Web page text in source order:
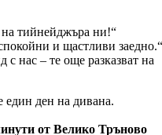
на тийнейджъра ни!“
и щастливи заедно.“
с нас – те още разказват на
един ден на дивана.
от Велико Тръново